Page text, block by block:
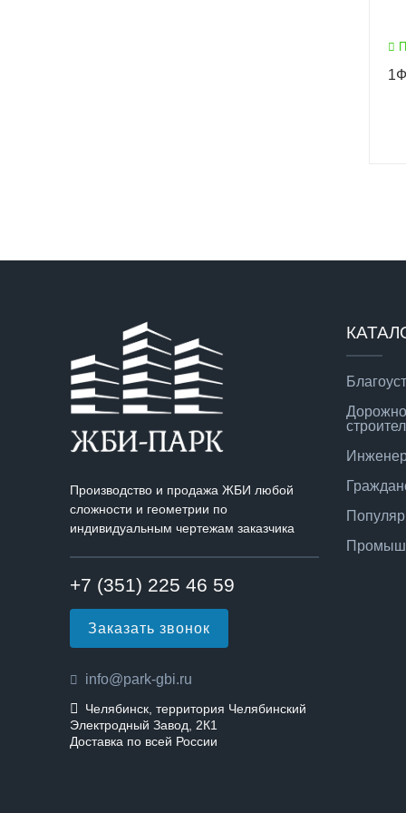
Производство и продажа ЖБИ любой
сложности и геометрии по
индивидуальным чертежам заказчика
+7 (351) 225 46 59
Заказать звонок
info@park-gbi.ru
Челябинск, территория Челябинский
Электродный Завод, 2К1
Доставка по всей России